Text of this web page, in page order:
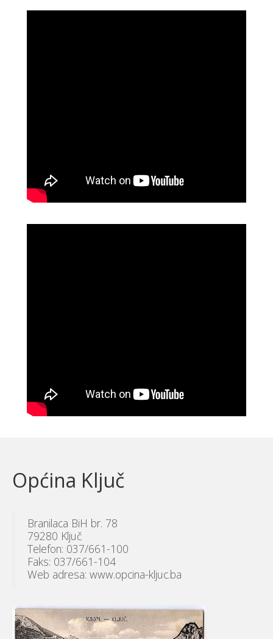
Općina Ključ
Branilaca BiH br. 78
79280 Ključ
Telefon: 037/661-100
Faks: 037/661-104
Web adresa: www.opcina-kljuc.ba